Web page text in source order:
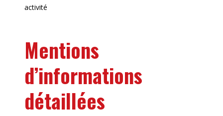
activité
Mentions
d’informations
détaillées